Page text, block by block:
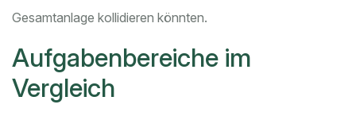
Gesamtanlage kollidieren könnten.
Aufgabenbereiche im
Vergleich